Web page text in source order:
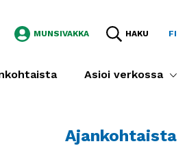
MUNSIVAKKA HAKU FI
Asioi verkossa
Ajankohtaista